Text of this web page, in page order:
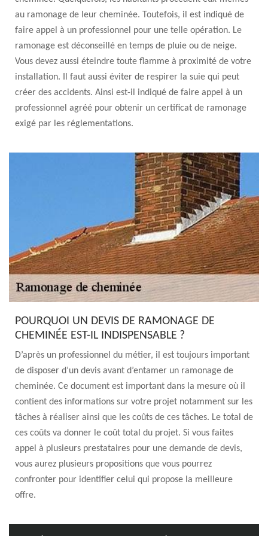
au ramonage de leur cheminée. Toutefois, il est indiqué de
faire appel à un professionnel pour une telle opération. Le
ramonage est déconseillé en temps de pluie ou de neige.
Vous devez aussi éteindre toute flamme à proximité de votre
installation. Il faut aussi éviter de respirer la suie qui peut
créer des accidents. Ainsi est-il indiqué de faire appel à un
professionnel agréé pour obtenir un certificat de ramonage
exigé par les réglementations.
POURQUOI UN DEVIS DE RAMONAGE DE
CHEMINÉE EST-IL INDISPENSABLE ?
D’après un professionnel du métier, il est toujours important
de disposer d’un devis avant d’entamer un ramonage de
cheminée. Ce document est important dans la mesure où il
contient des informations sur votre projet notamment sur les
tâches à réaliser ainsi que les coûts de ces tâches. Le total de
ces coûts va donner le coût total du projet. Si vous faites
appel à plusieurs prestataires pour une demande de devis,
vous aurez plusieurs propositions que vous pourrez
confronter pour identifier celui qui propose la meilleure
offre.